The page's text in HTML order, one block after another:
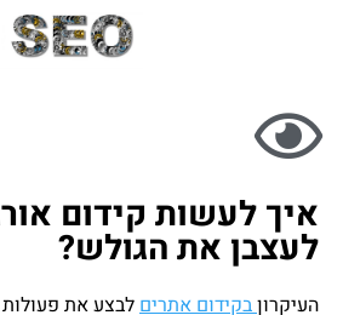
איך לעשות קידום
לעצבן את הגולש?
העיקרוןבקידום אתרים לבצע את פעולות